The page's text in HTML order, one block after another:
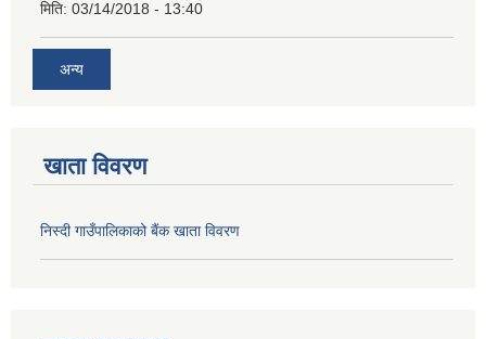
मिति: 03/14/2018 - 13:40
अन्य
खाता विवरण
निस्दी गाउँपालिकाको बैंक खाता विवरण